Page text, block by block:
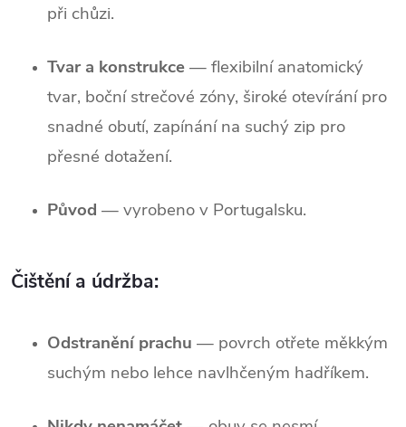
při chůzi.
Tvar a konstrukce— flexibilní anatomický
tvar, boční strečové zóny, široké otevírání pro
snadné obutí, zapínání na suchý zip pro
přesné dotažení.
Původ — vyrobeno v Portugalsku.
Čištění a údržba:
Odstranění prachu — povrch otřete měkkým
suchým nebo lehce navlhčeným hadříkem.